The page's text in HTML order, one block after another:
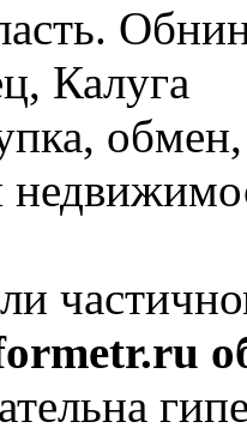
Калуга
обмен,